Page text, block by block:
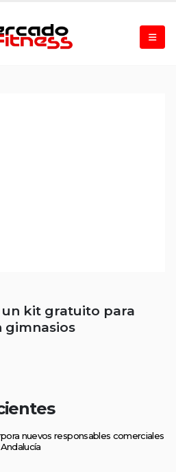
kit gratuito para
gimnasios
nuevos responsables comerciales